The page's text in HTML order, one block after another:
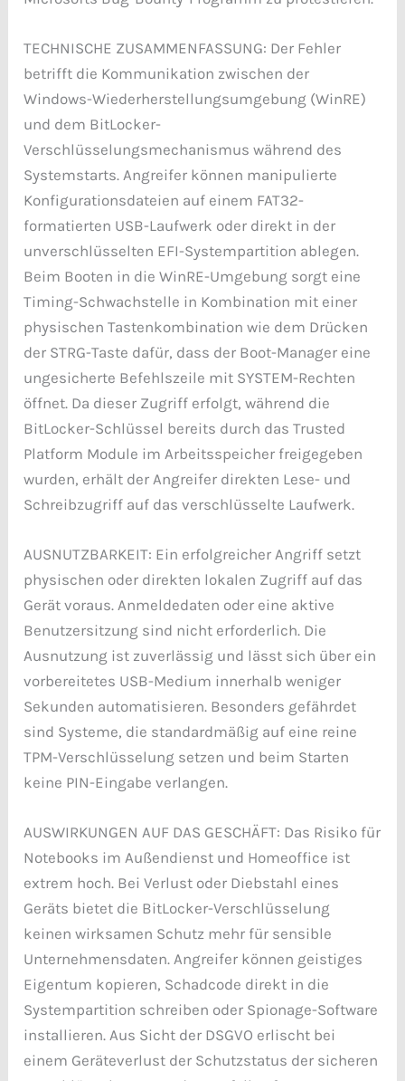
TECHNISCHE ZUSAMMENFASSUNG: Der Fehler
betrifft die Kommunikation zwischen der
Windows-Wiederherstellungsumgebung (WinRE)
und dem BitLocker-
Verschlüsselungsmechanismus während des
Systemstarts. Angreifer können manipulierte
Konfigurationsdateien auf einem FAT32-
formatierten USB-Laufwerk oder direkt in der
unverschlüsselten EFI-Systempartition ablegen.
Beim Booten in die WinRE-Umgebung sorgt eine
Timing-Schwachstelle in Kombination mit einer
physischen Tastenkombination wie dem Drücken
der STRG-Taste dafür, dass der Boot-Manager eine
ungesicherte Befehlszeile mit SYSTEM-Rechten
öffnet. Da dieser Zugriff erfolgt, während die
BitLocker-Schlüssel bereits durch das Trusted
Platform Module im Arbeitsspeicher freigegeben
wurden, erhält der Angreifer direkten Lese- und
Schreibzugriff auf das verschlüsselte Laufwerk.
AUSNUTZBARKEIT: Ein erfolgreicher Angriff setzt
physischen oder direkten lokalen Zugriff auf das
Gerät voraus. Anmeldedaten oder eine aktive
Benutzersitzung sind nicht erforderlich. Die
Ausnutzung ist zuverlässig und lässt sich über ein
vorbereitetes USB-Medium innerhalb weniger
Sekunden automatisieren. Besonders gefährdet
sind Systeme, die standardmäßig auf eine reine
TPM-Verschlüsselung setzen und beim Starten
keine PIN-Eingabe verlangen.
AUSWIRKUNGEN AUF DAS GESCHÄFT: Das Risiko für
Notebooks im Außendienst und Homeoffice ist
extrem hoch. Bei Verlust oder Diebstahl eines
Geräts bietet die BitLocker-Verschlüsselung
keinen wirksamen Schutz mehr für sensible
Unternehmensdaten. Angreifer können geistiges
Eigentum kopieren, Schadcode direkt in die
Systempartition schreiben oder Spionage-Software
installieren. Aus Sicht der DSGVO erlischt bei
einem Geräteverlust der Schutzstatus der sicheren